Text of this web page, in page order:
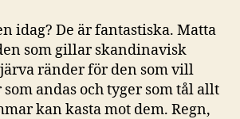
idag? De är fantastiska. Matta
som gillar skandinavisk
ränder för den som vill
andas och tyger som tål allt
kan kasta mot dem. Regn,